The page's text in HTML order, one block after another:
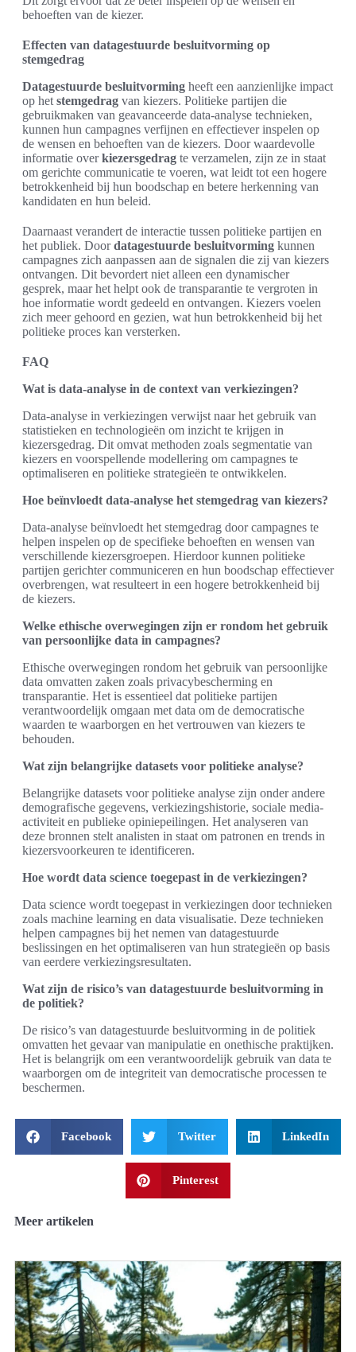
behoeften van de kiezer.
Effecten van datagestuurde besluitvorming op
stemgedrag
Datagestuurde besluitvorming heeft een aanzienlijke impact
op het stemgedrag van kiezers. Politieke partijen die
gebruikmaken van geavanceerde data-analyse technieken,
kunnen hun campagnes verfijnen en effectiever inspelen op
de wensen en behoeften van de kiezers. Door waardevolle
informatie overkiezersgedrag te verzamelen, zijn ze in staat
om gerichte communicatie te voeren, wat leidt tot een hogere
betrokkenheid bij hun boodschap en betere herkenning van
kandidaten en hun beleid.
Daarnaast verandert de interactie tussen politieke partijen en
het publiek. Doordatagestuurde besluitvorming kunnen
campagnes zich aanpassen aan de signalen die zij van kiezers
ontvangen. Dit bevordert niet alleen een dynamischer
gesprek, maar het helpt ook de transparantie te vergroten in
hoe informatie wordt gedeeld en ontvangen. Kiezers voelen
zich meer gehoord en gezien, wat hun betrokkenheid bij het
politieke proces kan versterken.
FAQ
Wat is data-analyse in de context van verkiezingen?
Data-analyse in verkiezingen verwijst naar het gebruik van
statistieken en technologieën om inzicht te krijgen in
kiezersgedrag. Dit omvat methoden zoals segmentatie van
kiezers en voorspellende modellering om campagnes te
optimaliseren en politieke strategieën te ontwikkelen.
Hoe beïnvloedt data-analyse het stemgedrag van kiezers?
Data-analyse beïnvloedt het stemgedrag door campagnes te
helpen inspelen op de specifieke behoeften en wensen van
verschillende kiezersgroepen. Hierdoor kunnen politieke
partijen gerichter communiceren en hun boodschap effectiever
overbrengen, wat resulteert in een hogere betrokkenheid bij
de kiezers.
Welke ethische overwegingen zijn er rondom het gebruik
van persoonlijke data in campagnes?
Ethische overwegingen rondom het gebruik van persoonlijke
data omvatten zaken zoals privacybescherming en
transparantie. Het is essentieel dat politieke partijen
verantwoordelijk omgaan met data om de democratische
waarden te waarborgen en het vertrouwen van kiezers te
behouden.
Wat zijn belangrijke datasets voor politieke analyse?
Belangrijke datasets voor politieke analyse zijn onder andere
demografische gegevens, verkiezingshistorie, sociale media-
activiteit en publieke opiniepeilingen. Het analyseren van
deze bronnen stelt analisten in staat om patronen en trends in
kiezersvoorkeuren te identificeren.
Hoe wordt data science toegepast in de verkiezingen?
Data science wordt toegepast in verkiezingen door technieken
zoals machine learning en data visualisatie. Deze technieken
helpen campagnes bij het nemen van datagestuurde
beslissingen en het optimaliseren van hun strategieën op basis
van eerdere verkiezingsresultaten.
Wat zijn de risico’s van datagestuurde besluitvorming in
de politiek?
De risico’s van datagestuurde besluitvorming in de politiek
omvatten het gevaar van manipulatie en onethische praktijken.
Het is belangrijk om een verantwoordelijk gebruik van data te
waarborgen om de integriteit van democratische processen te
beschermen.
Facebook Twitter LinkedIn
Pinterest
Meer artikelen